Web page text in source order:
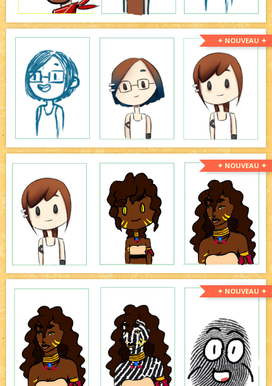
✦ NOUVEAU ✦
✦ NOUVEAU ✦
✦ NOUVEAU ✦